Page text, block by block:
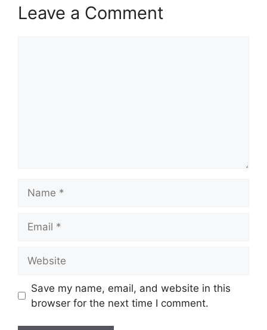
Leave a Comment
Save my name, email, and website in this
browser for the next time I comment.